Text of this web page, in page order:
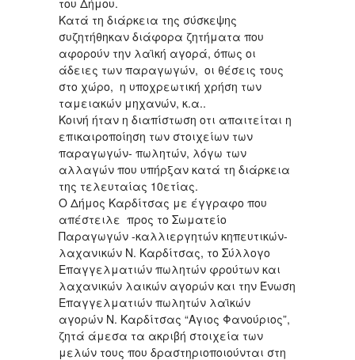
Κατά τη διάρκεια της σύσκεψης
συζητήθηκαν διάφορα ζητήματα που
αφορούν την λαϊκή αγορά, όπως οι
άδειες των παραγωγών, οι θέσεις τους
στο χώρο, η υποχρεωτική χρήση των
ταμειακών μηχανών, κ.α..
Κοινή ήταν η διαπίστωση οτι απαιτείται η
επικαιροποίηση των στοιχείων των
παραγωγών- πωλητών, λόγω των
αλλαγών που υπήρξαν κατά τη διάρκεια
της τελευταίας 10ετίας.
Ο Δήμος Καρδίτσας με έγγραφο που
απέστειλε προς το Σωματείο
Παραγωγών -καλλιεργητών κηπευτικών-
λαχανικών Ν. Καρδίτσας, το Σύλλογο
Επαγγελματιών πωλητών φρούτων και
λαχανικών λαικών αγορών και την Ένωση
Επαγγελματιών πωλητών λαϊκών
αγορών Ν. Καρδίτσας “Αγιος Φανούριος”,
ζητά άμεσα τα ακριβή στοιχεία των
μελών τους που δραστηριοποιούνται στη